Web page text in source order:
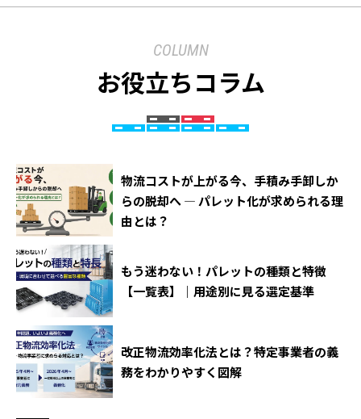
COLUMN
お役立ちコラム
物流コストが上がる今、手積み手卸しか
らの脱却へ ― パレット化が求められる理
由とは？
もう迷わない！パレットの種類と特徴
【一覧表】｜用途別に見る選定基準
改正物流効率化法とは？特定事業者の義
務をわかりやすく図解